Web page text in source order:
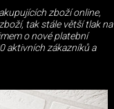
zboží online,
tak stále větší tlak na
o nové platební
aktivních zákazníků a